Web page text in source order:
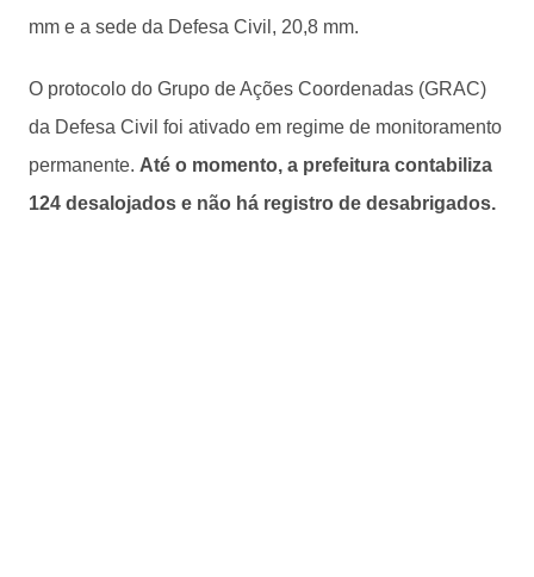
mm e a sede da Defesa Civil, 20,8 mm.
O protocolo do Grupo de Ações Coordenadas (GRAC)
da Defesa Civil foi ativado em regime de monitoramento
permanente. Até o momento, a prefeitura contabiliza
124 desalojados e não há registro de desabrigados.